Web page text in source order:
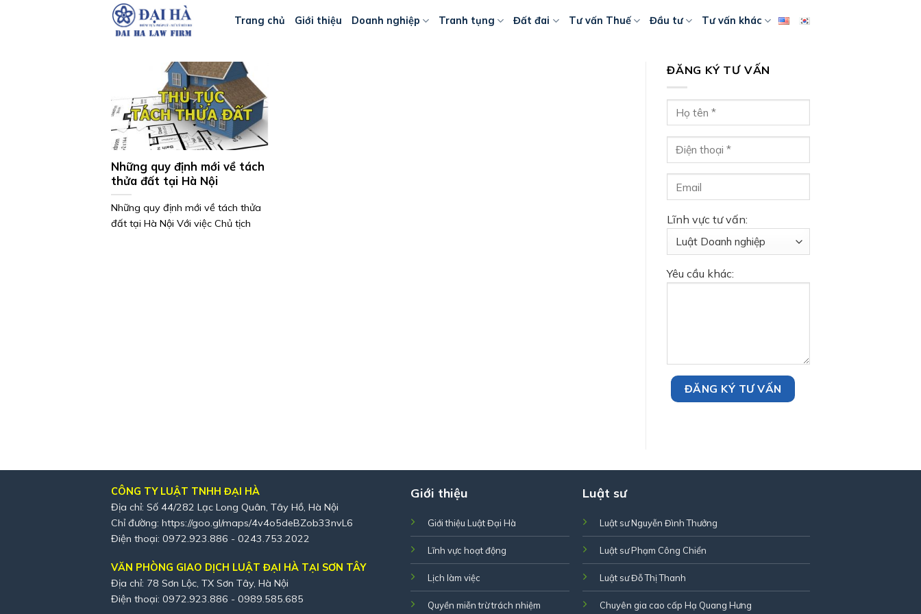
Trang chủ Giới thiệu Doanh nghiệp Tranh tụng Đất đai Tư vấn Thuế Đầu tư Tư vấn khác
Những quy định mới về tách
thửa đất tại Hà Nội
Những quy định mới về tách thửa
đất tại Hà Nội Với việc Chủ tịch
ĐĂNG KÝ TƯ VẤN
Lĩnh vực tư vấn:
Yêu cầu khác:
CÔNG TY LUẬT TNHH ĐẠI HÀ
Địa chỉ: Số 44/282 Lạc Long Quân, Tây Hồ, Hà Nội
Chỉ đường: https://goo.gl/maps/4v4o5deBZob33nvL6
Điện thoại: 0972.923.886 - 0243.753.2022
VĂN PHÒNG GIAO DỊCH LUẬT ĐẠI HÀ TẠI SƠN TÂY
Địa chỉ: 78 Sơn Lộc, TX Sơn Tây, Hà Nội
Điện thoại: 0972.923.886 - 0989.585.685
Giới thiệu
Giới thiệu Luật Đại Hà
Lĩnh vực hoạt động
Lịch làm việc
Quyền miễn trừ trách nhiệm
Luật sư
Luật sư Nguyễn Đình Thưởng
Luật sư Phạm Công Chiển
Luật sư Đỗ Thị Thanh
Chuyên gia cao cấp Hạ Quang Hưng